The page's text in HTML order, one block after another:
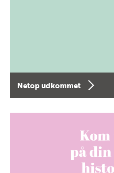
Netop udkommet